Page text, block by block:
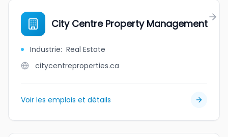
City Centre Property Management
Industrie: Real Estate
citycentreproperties.ca
Voir les emplois et détails